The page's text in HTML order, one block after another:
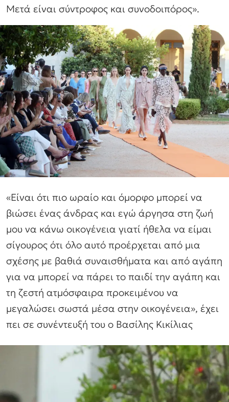
Μετά είναι σύντροφος και συνοδοιπόρος».
«Είναι ότι πιο ωραίο και όμορφο μπορεί να
βιώσει ένας άνδρας και εγώ άργησα στη ζωή
μου να κάνω οικογένεια γιατί ήθελα να είμαι
σίγουρος ότι όλο αυτό προέρχεται από μια
σχέσης με βαθιά συναισθήματα και από αγάπη
για να μπορεί να πάρει το παιδί την αγάπη και
τη ζεστή ατμόσφαιρα προκειμένου να
μεγαλώσει σωστά μέσα στην οικογένεια», έχει
πει σε συνέντευξή του ο Βασίλης Κικίλιας